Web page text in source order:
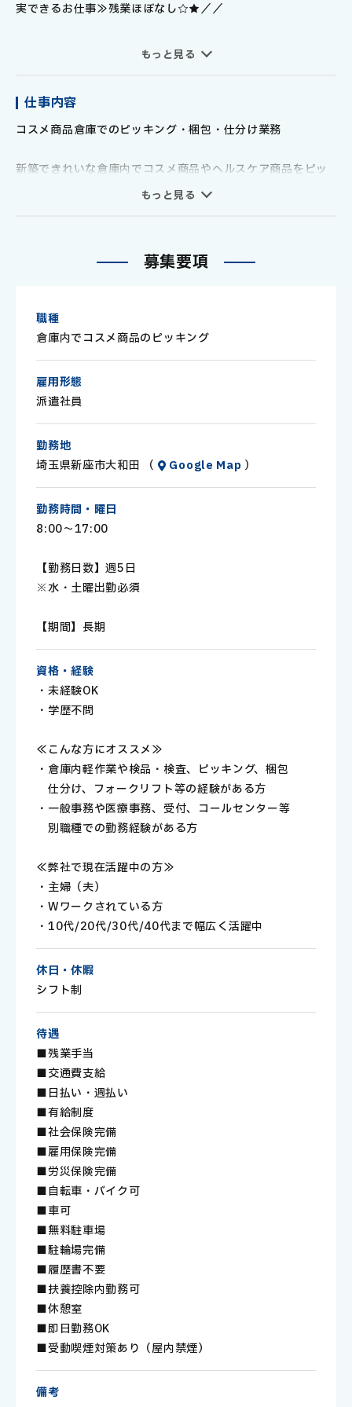
実できるお仕事≫残業ほぼなし☆★／／
コスメ商品やヘルスケア商品などを扱う倉庫内でのピッキン
きる安定したお仕事です。
20～50代の女性も男性も活躍しています！
仕事とプライベートの両立ができる残業ほぼナシのお仕事で
前日までの勤務分を簡単スマホ申請で最短即時振込OK！（銀
で安心・便利です！
≪おすすめ☆POINT≫
・自動車・バイク通勤可能！
・駐輪場・駐車場無料！
・新作のコスメ商品がいち早くチェックできる♪
・事前に見学にご案内し、雰囲気を見てから始められますよ
もっと見る
仕事内容
コスメ商品倉庫でのピッキング・梱包・仕分け業務
新築できれいな倉庫内でコスメ商品やヘルスケア商品をピッ
もっと見る
募集要項
職種
倉庫内でコスメ商品のピッキング
雇用形態
派遣社員
勤務地
埼玉県新座市大和田 （
Google Map ）
勤務時間・曜日
8:00～17:00
【勤務日数】週5日
※水・土曜出勤必須
【期間】長期
資格・経験
・未経験OK
・学歴不問
≪こんな方にオススメ≫
・倉庫内軽作業や検品・検査、ピッキング、梱包
仕分け、フォークリフト等の経験がある方
・一般事務や医療事務、受付、コールセンター等
別職種での勤務経験がある方
≪弊社で現在活躍中の方≫
・主婦（夫）
・Wワークされている方
・10代/20代/30代/40代まで幅広く活躍中
休日・休暇
シフト制
待遇
■残業手当
■交通費支給
■日払い・週払い
■有給制度
■社会保険完備
■雇用保険完備
■労災保険完備
■自転車・バイク可
■車可
■無料駐車場
■駐輪場完備
■履歴書不要
■扶養控除内勤務可
■休憩室
■即日勤務OK
■受動喫煙対策あり（屋内禁煙）
備考